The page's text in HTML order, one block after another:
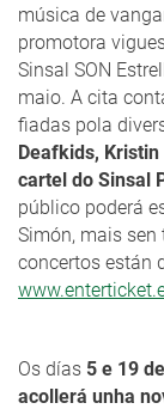
música de
promotora
Sinsal SON
maio. A cita
fiadas pola
Deafkids,
cartel do Sinsal
público poderá
Simón, mais sen
concertos están
Os días 5 e 19
acollerá unha